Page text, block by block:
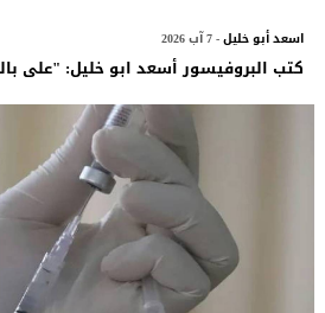
اسعد أبو خليل- 7 آب 2026
كتب البروفيسور أسعد ابو خليل: "على